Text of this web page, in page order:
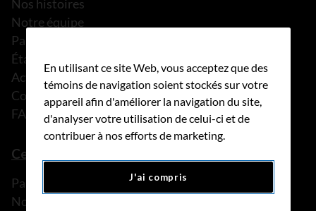
Nos histoires
Notre équipe
Partenariats
États financiers
Actualités
Communiqués de presse
FAQ
Ce que nous pouvons faire
Parler à une personne de confiance
Nos programmes et services
En utilisant ce site Web, vous acceptez que des
témoins de navigation soient stockés sur votre
appareil afin d'améliorer la navigation du site,
d'analyser votre utilisation de celui-ci et de
contribuer à nos efforts de marketing.
J'ai compris